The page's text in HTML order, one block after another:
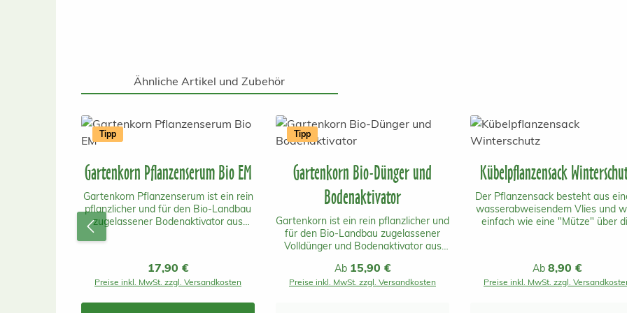
Ähnliche Artikel und Zubehör
Produktgalerie überspringen
Tipp
Gartenkorn Pflanzenserum Bio EM
Gartenkorn Pflanzenserum ist ein rein
pflanzlicher und für den Bio-Landbau
zugelassener Bodenaktivator aus
Österreich mit einer schnellen und
Mikroorganismen.Es beinhaltet keine
tierischen Inhaltsstoffe und ist daher
Regulärer Preis:
17,90 €
Preise inkl. MwSt. zzgl. Versandkosten
Tipp
Gartenkorn Bio-Dünger und
Bodenaktivator
Gartenkorn ist ein rein pflanzlicher und
für den Bio-Landbau zugelassener
Volldünger und Bodenaktivator aus
auch langanhaltenden Wirkung.Er
beinhaltet keine tierischen
Regulärer Preis:
Ab 15,90 €
Preise inkl. MwSt. zzgl. Versandkosten
Kübelpflanzensack
Der Pflanzensack besteht aus
wasserabweisendem Vlies und
einfach wie eine "Mütze" über
Gefierpunkt und vor starkem
Durch das licht- und
Regulärer Preis:
Ab 8,90 €
Preise inkl. MwSt. zzgl.